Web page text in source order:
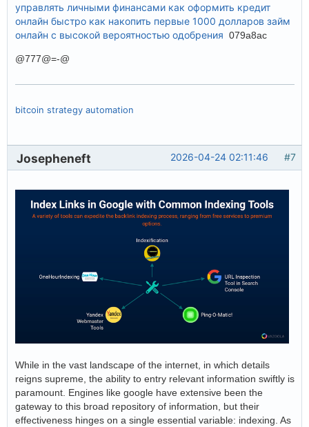
управлять личными финансами как оформить кредит
онлайн быстро как накопить первые 1000 долларов займ
онлайн с высокой вероятностью одобрения 079a8ac
@777@=-@
bitcoin strategy automation
#7
2026-04-24 02:11:46
Josepheneft
While in the vast landscape of the internet, in which details
reigns supreme, the ability to entry relevant information swiftly is
paramount. Engines like google have extensive been the
gateway to this broad repository of information, but their
effectiveness hinges on a single essential variable: indexing. As